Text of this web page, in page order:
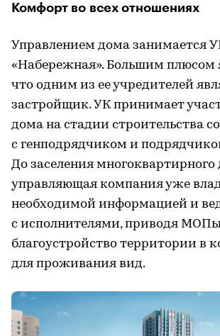
Комфорт во всех отношениях
Управлением дома занимается
«Набережная». Большим плюсом
что одним из ее учредителей
застройщик. УК принимает
дома на стадии строительства
с генподрядчиком и
До заселения многоквартирного
управляющая компания уже
необходимой информацией и
с исполнителями, приводя
благоустройство территории в
для проживания вид.